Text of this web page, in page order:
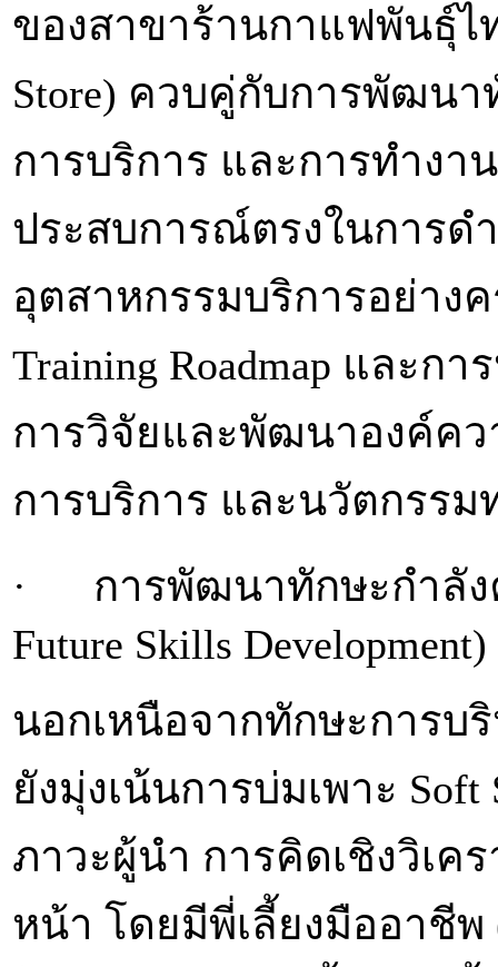
ของสาขาร้านกาแฟพันธุ์ไ
Store) ควบคู่กับการพัฒน
การบริการ และการทำงา
ประสบการณ์ตรงในการด
อุตสาหกรรมบริการอย่าง
Training Roadmap และ
การวิจัยและพัฒนาองค์ค
การบริการ และนวัตกรรม
· การพัฒนาทักษะกำลังค
Future Skills Development)
นอกเหนือจากทักษะการบ
ยังมุ่งเน้นการบ่มเพาะ
ภาวะผู้นำ การคิดเชิงวิเค
หน้า โดยมีพี่เลี้ยงมืออาชีพ